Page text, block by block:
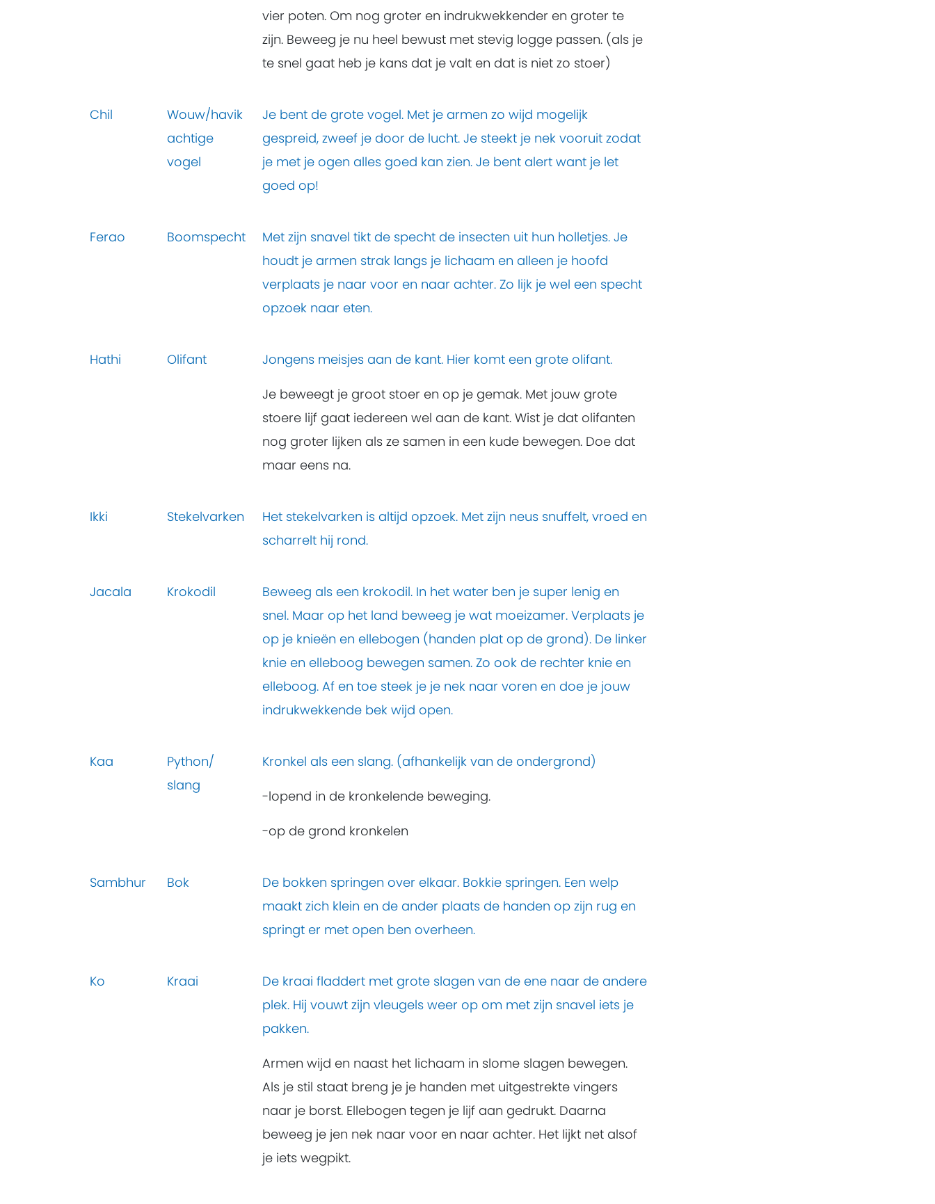
vier poten. Om nog groter en indrukwekkender en groter te
zijn. Beweeg je nu heel bewust met stevig logge passen. (als je
te snel gaat heb je kans dat je valt en dat is niet zo stoer)
Chil
Wouw/havik
achtige
vogel
Je bent de grote vogel. Met je armen zo wijd mogelijk
gespreid, zweef je door de lucht. Je steekt je nek vooruit zodat
je met je ogen alles goed kan zien. Je bent alert want je let
goed op!
Ferao Boomspecht
Met zijn snavel tikt de specht de insecten uit hun holletjes. Je
houdt je armen strak langs je lichaam en alleen je hoofd
verplaats je naar voor en naar achter. Zo lijk je wel een specht
opzoek naar eten.
Hathi Olifant
Jongens meisjes aan de kant. Hier komt een grote olifant.
Je beweegt je groot stoer en op je gemak. Met jouw grote
stoere lijf gaat iedereen wel aan de kant. Wist je dat olifanten
nog groter lijken als ze samen in een kude bewegen. Doe dat
maar eens na.
Ikki Stekelvarken
Het stekelvarken is altijd opzoek. Met zijn neus snuffelt, vroed en
scharrelt hij rond.
Jacala Krokodil
Beweeg als een krokodil. In het water ben je super lenig en
snel. Maar op het land beweeg je wat moeizamer. Verplaats je
op je knieën en ellebogen (handen plat op de grond). De linker
knie en elleboog bewegen samen. Zo ook de rechter knie en
elleboog. Af en toe steek je je nek naar voren en doe je jouw
indrukwekkende bek wijd open.
Kaa
Python/
slang
Kronkel als een slang. (afhankelijk van de ondergrond)
-lopend in de kronkelende beweging.
-op de grond kronkelen
Sambhur Bok
De bokken springen over elkaar. Bokkie springen. Een welp
maakt zich klein en de ander plaats de handen op zijn rug en
springt er met open ben overheen.
Ko Kraai
De kraai fladdert met grote slagen van de ene naar de andere
plek. Hij vouwt zijn vleugels weer op om met zijn snavel iets je
pakken.
Armen wijd en naast het lichaam in slome slagen bewegen.
Als je stil staat breng je je handen met uitgestrekte vingers
naar je borst. Ellebogen tegen je lijf aan gedrukt. Daarna
beweeg je jen nek naar voor en naar achter. Het lijkt net alsof
je iets wegpikt.